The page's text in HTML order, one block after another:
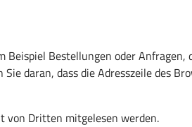
Bestellungen oder Anfragen,
daran, dass die Adresszeile des
von Dritten mitgelesen werden.